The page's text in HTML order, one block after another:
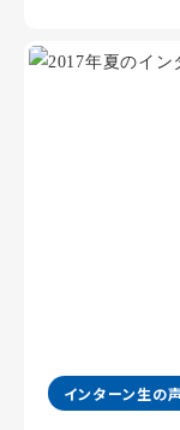
インターン生の声